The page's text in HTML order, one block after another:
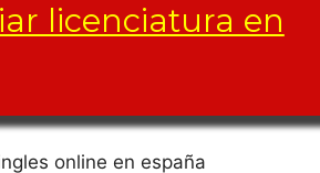
licenciatura en
ETCS) puede variar de una